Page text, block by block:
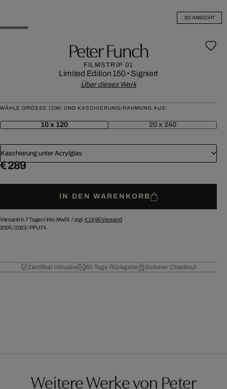
3D ANSICHT
Peter Funch
FILMSTRIP 01
Limited Edition 150• Signiert
Über dieses Werk
WÄHLE GRÖSSE (CM) UND KASCHIERUNG/RAHMUNG AUS:
10 x 120 20 x 240
Kaschierung unter Acrylglas
€ 289
IN DEN WARENKORB
Versand in 7 Tagen /inkl. MwSt. / zzgl. € 19,90Versand
2005/2023/ PFU74
Zertifikat inklusive 60 Tage Rückgabe Sicherer Checkout
Weitere Werke von Peter